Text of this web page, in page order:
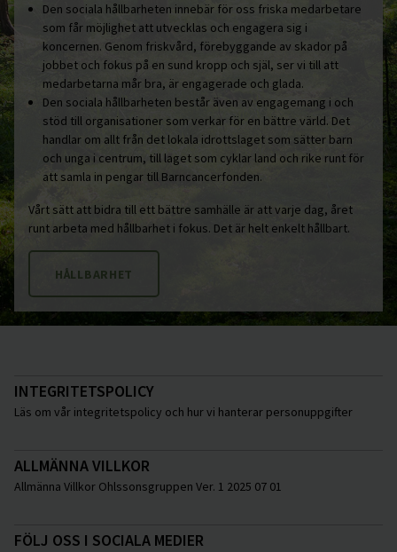
Den sociala hållbarheten innebär för oss friska medarbetare
som får möjlighet att utvecklas och engagera sig i
koncernen. Genom friskvård, förebyggande av skador på
jobbet och fokus på en sund kropp och själ, ser vi till att
medarbetarna mår bra, är engagerade och glada.
Den sociala hållbarheten består även av engagemang i och
stöd till organisationer som verkar för en bättre värld. Det
handlar om allt från det lokala idrottslaget som sätter barn
och unga i centrum, till laget som cyklar land och rike runt för
att samla in pengar till Barncancerfonden.
Vårt sätt att bidra till ett bättre samhälle är att varje dag, året
runt arbeta med hållbarhet i fokus. Det är helt enkelt hållbart.
HÅLLBARHET
INTEGRITETSPOLICY
Läs om vår integritetspolicy och hur vi hanterar personuppgifter
ALLMÄNNA VILLKOR
Allmänna Villkor Ohlssonsgruppen Ver. 1 2025 07 01
FÖLJ OSS I SOCIALA MEDIER